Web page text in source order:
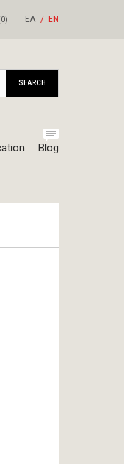
0) ΕΛ ΕΝ
Blog
SEARCH